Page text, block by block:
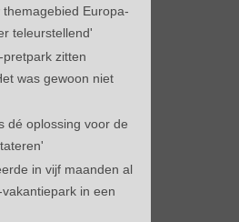
Europa-
teleurstellend'
zitten
was gewoon niet
dé oplossing voor de
in vijf maanden al
in een